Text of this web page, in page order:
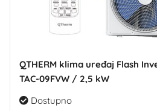
QTHERM klima uređaj Flash
TAC-09FVW / 2,5 kW
Dostupno